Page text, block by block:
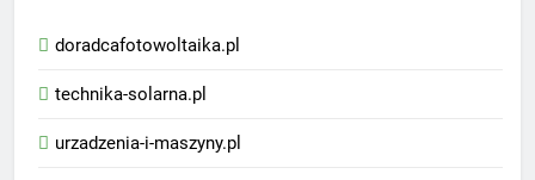
doradcafotowoltaika.pl
technika-solarna.pl
urzadzenia-i-maszyny.pl